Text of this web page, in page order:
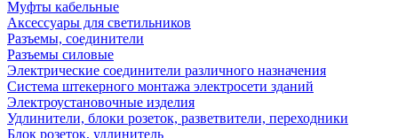
Муфты кабельные
Аксессуары для светильников
Разъемы, соединители
Разъемы силовые
Электрические соединители различного назначения
Система штекерного монтажа электросети зданий
Электроустановочные изделия
Удлинители, блоки розеток, разветвители, переходники
Блок розеток, удлинитель